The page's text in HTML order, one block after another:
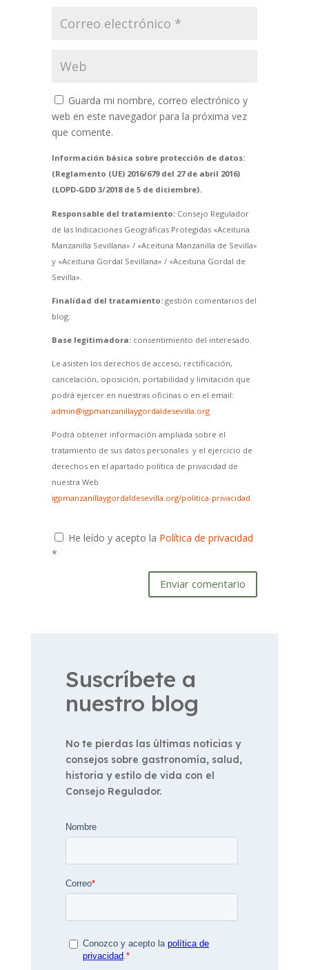
Guarda mi nombre, correo electrónico y
web en este navegador para la próxima vez
que comente.
Información básica sobre protección de datos:
(Reglamento (UE) 2016/679 del 27 de abril 2016)
(LOPD-GDD 3/2018 de 5 de diciembre).
Responsable del tratamiento:Consejo Regulador
de las Indicaciones Geográficas Protegidas «Aceituna
Manzanilla Sevillana» / «Aceituna Manzanilla de Sevilla»
y «Aceituna Gordal Sevillana» / «Aceituna Gordal de
Sevilla».
Finalidad del tratamiento:gestión comentarios del
blog.
Base legitimadora:consentimiento del interesado.
Le asisten los derechos de acceso, rectificación,
cancelación, oposición, portabilidad y limitación que
podrá ejercer en nuestras oficinas o en el email:
admin@igpmanzanillaygordaldesevilla.org
Podrá obtener información ampliada sobre el
tratamiento de sus datos personales y el ejercicio de
derechos en el apartado política de privacidad de
nuestra Web
igpmanzanillaygordaldesevilla.org/politica-privacidad
He leído y acepto la Política de privacidad
*
Enviar comentario
Suscríbete a
nuestro blog
No te pierdas las últimas noticias y
consejos sobre gastronomía, salud,
historia y estilo de vida con el
Consejo Regulador.